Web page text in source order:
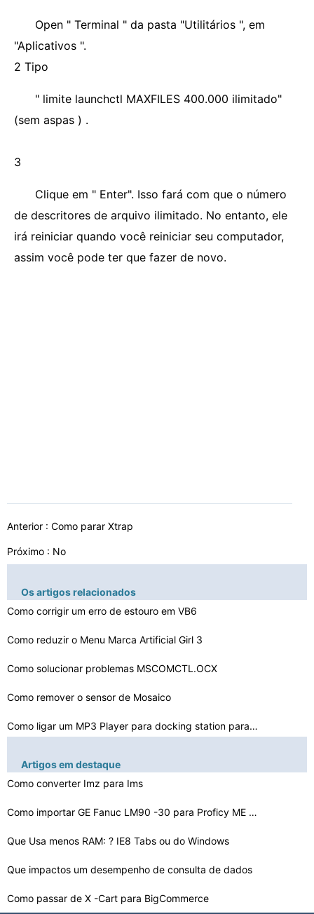
Open " Terminal " da pasta "Utilitários ", em
"Aplicativos ".
2 Tipo
" limite launchctl MAXFILES 400.000 ilimitado"
(sem aspas ) .
3
Clique em " Enter". Isso fará com que o número
de descritores de arquivo ilimitado. No entanto, ele
irá reiniciar quando você reiniciar seu computador,
assim você pode ter que fazer de novo.
Anterior : Como parar Xtrap
Próximo : No
Os artigos relacionados
Como corrigir um erro de estouro em VB6
Como reduzir o Menu Marca Artificial Girl 3
Como solucionar problemas MSCOMCTL.OCX
Como remover o sensor de Mosaico
Como ligar um MP3 Player para docking station para iPod…
Razões para Saber sobre Computadores
Como você pode definir uma opção de alerta em DSN de…
Como alterar a linha de Read-
Como importar camadas com Magento
Artigos em destaque
Como converter Imz para Ims
Como importar GE Fanuc LM90 -30 para Proficy ME 5.9
Que Usa menos RAM: ? IE8 Tabs ou do Windows
Que impactos um desempenho de consulta de dados
Como passar de X -Cart para BigCommerce